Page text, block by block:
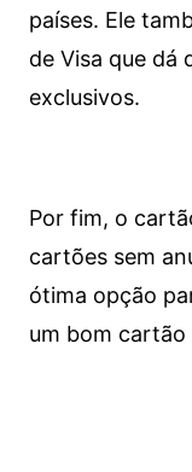
países. Ele
de Visa que dá
exclusivos.
Por fim, o
cartões sem
ótima opção
um bom